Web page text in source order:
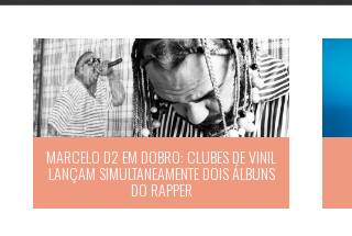
MARCELO D2 EM DOBRO: CLUBES DE VINIL
LANÇAM SIMULTANEAMENTE DOIS ÁLBUNS
DO RAPPER